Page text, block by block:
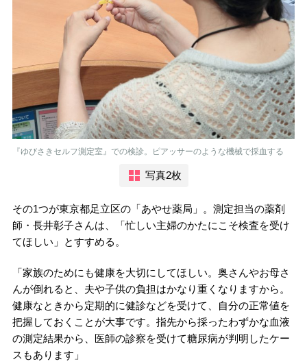
『ゆびさきセルフ測定室』での検診。ピアッサーのような機械で採血する
写真2枚
その1つが東京都足立区の「あやせ薬局」。測定担当の薬剤
師・長井彰子さんは、「忙しい主婦のかたにこそ検査を受け
てほしい」とすすめる。
「家族のためにも健康を大切にしてほしい。奥さんやお母さ
んが倒れると、夫や子供の負担はかなり重くなりますから。
健康なときから定期的に健診などを受けて、自分の正常値を
把握しておくことが大事です。指先から採ったわずかな血液
の測定結果から、医師の診察を受けて糖尿病が判明したケー
スもあります」